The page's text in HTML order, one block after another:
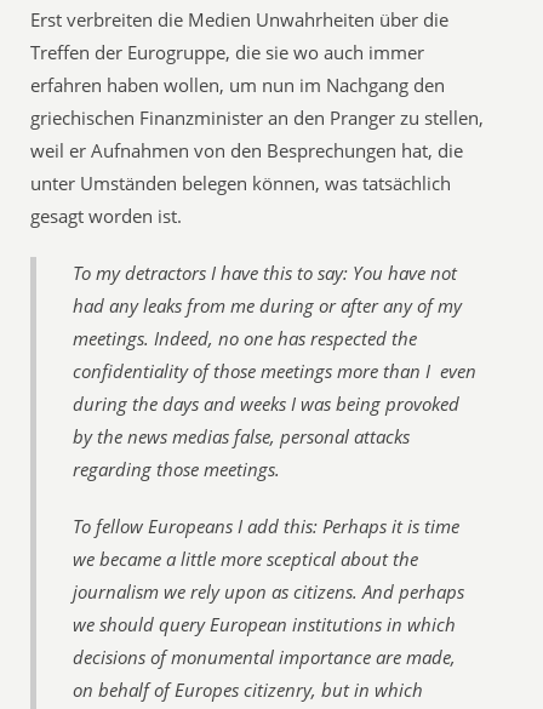
Erst verbreiten die Medien Unwahrheiten über die
Treffen der Eurogruppe, die sie wo auch immer
erfahren haben wollen, um nun im Nachgang den
griechischen Finanzminister an den Pranger zu stellen,
weil er Aufnahmen von den Besprechungen hat, die
unter Umständen belegen können, was tatsächlich
gesagt worden ist.
To my detractors I have this to say: You have not
had any leaks from me during or after any of my
meetings. Indeed, no one has respected the
confidentiality of those meetings more than I  even
during the days and weeks I was being provoked
by the news medias false, personal attacks
regarding those meetings.
To fellow Europeans I add this: Perhaps it is time
we became a little more sceptical about the
journalism we rely upon as citizens. And perhaps
we should query European institutions in which
decisions of monumental importance are made,
on behalf of Europes citizenry, but in which